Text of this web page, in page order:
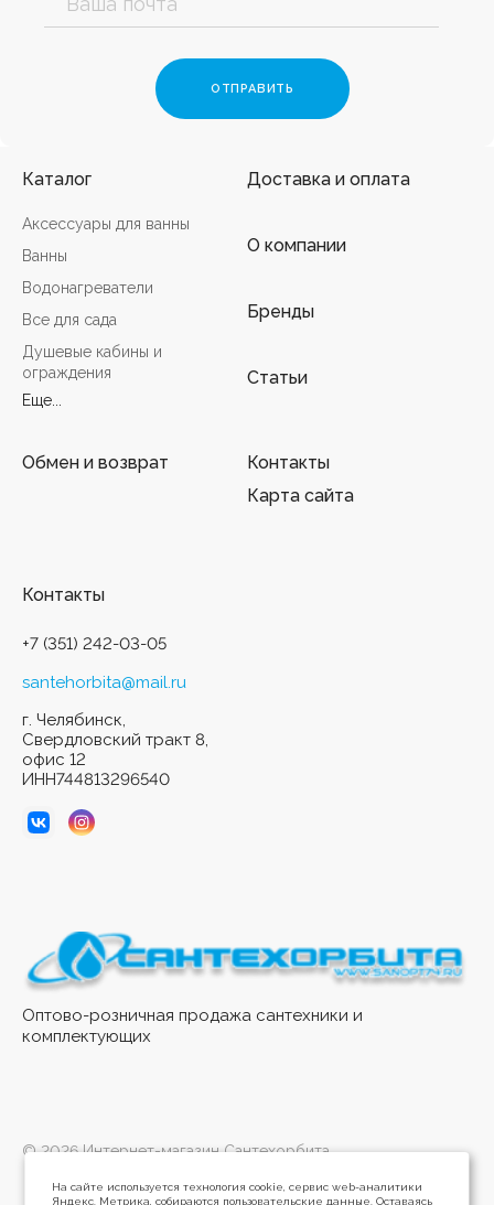
Оптово-розничная продажа сантехники и
комплектующих
Каталог
Аксессуары для ванны
Ванны
Водонагреватели
Все для сада
Душевые кабины и
ограждения
Еще...
Доставка и оплата
О компании
Бренды
Статьи
Обмен и возврат
Контакты
Карта сайта
Контакты
+7 (351) 242-03-05
santehorbita@mail.ru
г. Челябинск,
Свердловский тракт 8,
офис 12
ИНН744813296540
© 2026 Интернет-магазин Сантехорбита
На сайте используется технология cookie, сервис web-аналитики
Яндекс. Метрика, собираются пользовательские данные. Оставаясь